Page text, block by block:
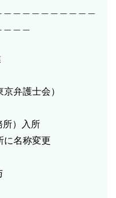
弁護士会）
所）入所
名称変更